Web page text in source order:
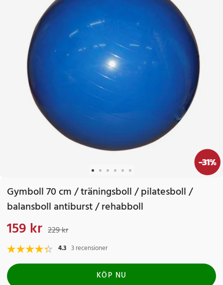
-31%
Gymboll 70 cm / träningsboll / pilatesboll /
balansboll antiburst / rehabboll
Nuvarande pris
159 kr 229 kr
4.3 3 recensioner
KÖP NU